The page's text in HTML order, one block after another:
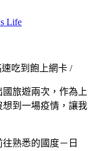
Life
旅遊兩次，作為上
到一場疫情，讓我
熟悉的國度－日